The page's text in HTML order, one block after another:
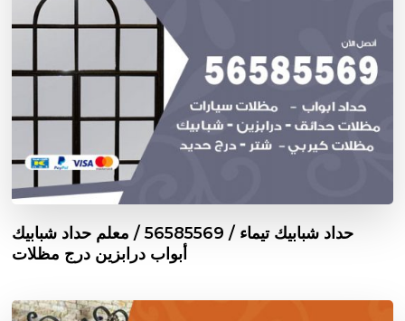
حداد شبابيك تيماء / 56585569 / معلم حداد شبابيك
أبواب درابزين درج مظلات